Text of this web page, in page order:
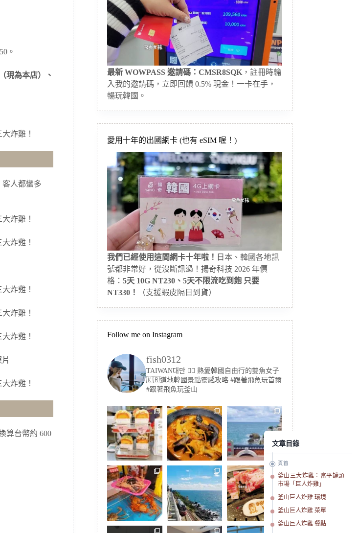
。
現為本店）、
客人都蠻多
算台幣約 600
最新 WOWPASS 邀請碼：CMSR8SQK ，註冊時輸
入我的邀請碼，立即回饋 0.5% 現金！一卡在手，
暢玩韓國。
愛用十年的出國網卡 (也有 eSIM 喔！)
我們已經使用這間網卡十年啦！ 日本、韓國各地訊
號都非常好，從沒斷訊過！揚奇科技 2026 年價
格：5天 10G NT230、5天不限流吃到飽 只要
NT330！
（支援蝦皮隔日到貨）
Follow me on Instagram
fish0312
TAIWAN대만 🏳️‍🌈 熱愛韓國自由行的雙魚女子
🇰🇷道地韓國景點靈感攻略 #跟著飛魚玩首爾
#跟著飛魚玩釜山
文章目錄
頁首
釜山三大炸雞：富平罐頭
市場「巨人炸雞」
釜山巨人炸雞 環境
釜山巨人炸雞 菜單
釜山巨人炸雞 餐點